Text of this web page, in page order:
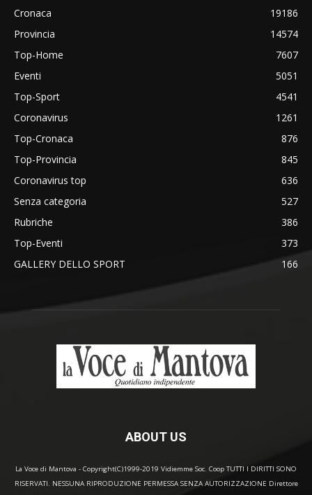
Cronaca
19186
Provincia
14574
Top-Home
7607
Eventi
5051
Top-Sport
4541
Coronavirus
1261
Top-Cronaca
876
Top-Provincia
845
Coronavirus top
636
Senza categoria
527
Rubriche
386
Top-Eventi
373
GALLERY DELLO SPORT
166
ABOUT US
La Voce di Mantova - Copyright(C)1999-2019 Vidiemme Soc. Coop TUTTI I DIRITTI SONO
RISERVATI. NESSUNA RIPRODUZIONE PERMESSA SENZA AUTORIZZAZIONE Direttore